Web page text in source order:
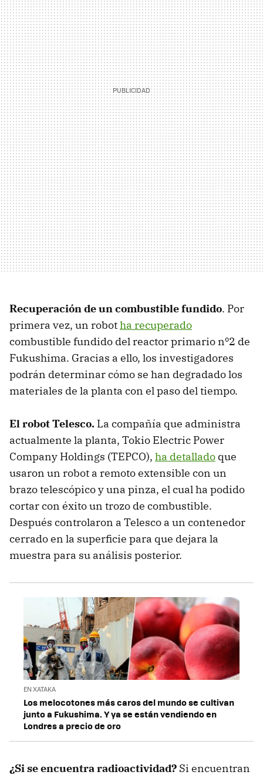
Recuperación de un combustible fundido. Por
primera vez, un robotha recuperado
combustible fundido del reactor primario nº2 de
Fukushima. Gracias a ello, los investigadores
podrán determinar cómo se han degradado los
materiales de la planta con el paso del tiempo.
El robot Telesco. La compañía que administra
actualmente la planta, Tokio Electric Power
Company Holdings (TEPCO), ha detallado que
usaron un robot a remoto extensible con un
brazo telescópico y una pinza, el cual ha podido
cortar con éxito un trozo de combustible.
Después controlaron a Telesco a un contenedor
cerrado en la superficie para que dejara la
muestra para su análisis posterior.
EN XATAKA
Los melocotones más caros del mundo se cultivan
junto a Fukushima. Y ya se están vendiendo en
Londres a precio de oro
¿Si se encuentra radioactividad? Si encuentran